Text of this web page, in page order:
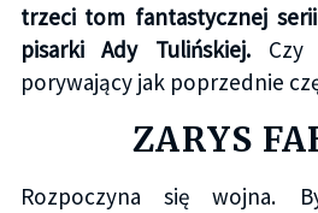
trzeci tom fantastycznej
pisarki Ady Tulińskiej. Czy
porywający jak poprzednie
ZARYS
Rozpoczyna się wojna.